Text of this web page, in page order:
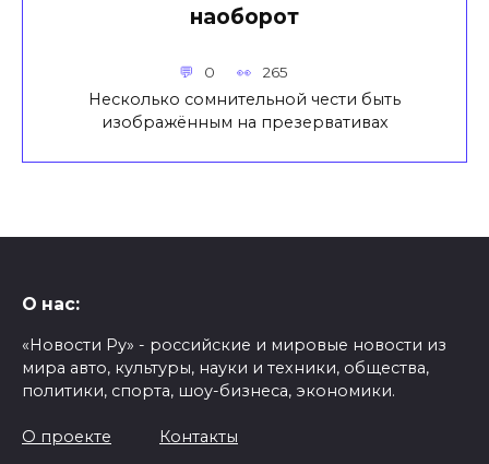
наоборот
0 265
Несколько сомнительной чести быть
изображённым на презервативах
О нас:
«Новости Ру» - российские и мировые новости из
мира авто, культуры, науки и техники, общества,
политики, спорта, шоу-бизнеса, экономики.
О проекте Контакты